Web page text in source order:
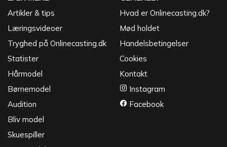
Artikler & tips
Læringsvideoer
Tryghed på Onlinecasting.dk
Statister
Hårmodel
Børnemodel
Audition
Bliv model
Skuespiller
Hvad er Onlinecasting.dk?
Mød holdet
Handelsbetingelser
Cookies
Kontakt
Instagram
Facebook